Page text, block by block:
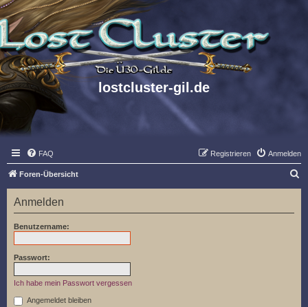
lostcluster-gil.de
FAQ Anmelden
Registrieren
Foren-Übersicht
u
Anmelden
Benutzername:
Passwort:
Ich habe mein Passwort vergessen
Angemeldet bleiben